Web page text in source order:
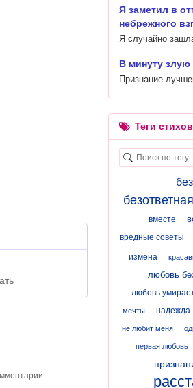
Я заметил в
небрежного
Я случайно
В минуту злую
Признание
Теги
вместе
вредные советы
измена
любовь
любовь
мечты надежда
не любит меня
первая любовь